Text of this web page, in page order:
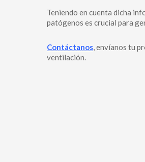
Teniendo en cuenta dicha
patógenos es crucial para
Contáctanos , envíanos tu
ventilación.